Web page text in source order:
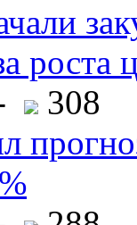
роста
308